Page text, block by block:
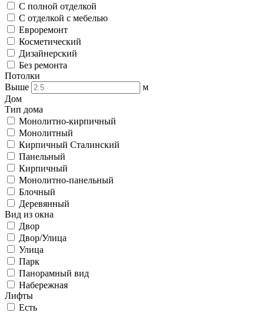
С полной отделкой
С отделкой с мебелью
Евроремонт
Косметический
Дизайнерский
Без ремонта
Потолки
Выше
м
Дом
Тип дома
Монолитно-кирпичный
Монолитный
Кирпичный Сталинский
Панельный
Кирпичный
Монолитно-панельный
Блочный
Деревянный
Вид из окна
Двор
Двор/Улица
Улица
Парк
Панорамный вид
Набережная
Лифты
Есть